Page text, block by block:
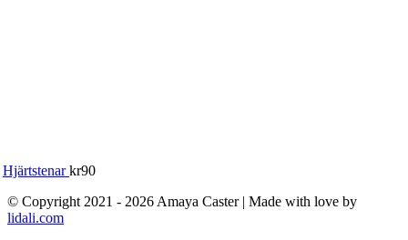
Hjärtstenar kr90
© Copyright 2021 - 2026 Amaya Caster | Made with love by
lidali.com